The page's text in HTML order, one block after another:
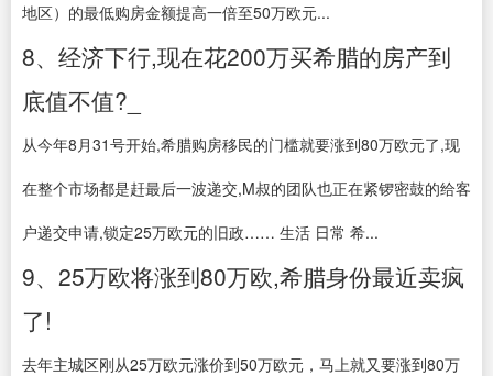
地区）的最低购房金额提高一倍至50万欧元...
8、经济下行,现在花200万买希腊的房产到
底值不值?_
从今年8月31号开始,希腊购房移民的门槛就要涨到80万欧元了,现
在整个市场都是赶最后一波递交,M叔的团队也正在紧锣密鼓的给客
户递交申请,锁定25万欧元的旧政…… 生活 日常 希...
9、25万欧将涨到80万欧,希腊身份最近卖疯
了!
去年主城区刚从25万欧元涨价到50万欧元，马上就又要涨到80万